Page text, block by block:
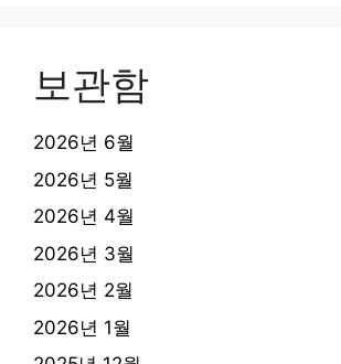
보관함
2026년 6월
2026년 5월
2026년 4월
2026년 3월
2026년 2월
2026년 1월